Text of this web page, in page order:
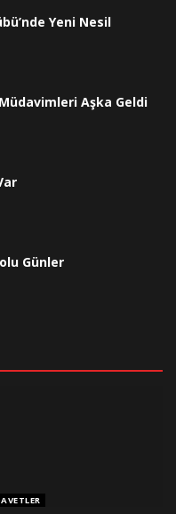
Yeni Nesil
Aşka Geldi
Günler